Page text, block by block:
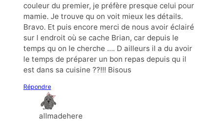
couleur du premier, je préfère presque celui pour
mamie. Je trouve qu on voit mieux les détails.
Bravo. Et puis encore merci de nous avoir éclairé
sur l endroit où se cache Brian, car depuis le
temps qu on le cherche …. D ailleurs il a du avoir
le temps de préparer un bon repas depuis qu il
est dans sa cuisine ??!!! Bisous
Répondre
allmadehere